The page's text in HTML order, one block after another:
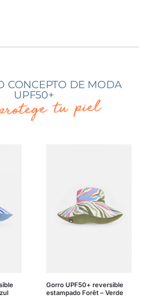
CONCEPTO DE MODA
UPF50+
tu piel
Gorro UPF50+ reversible
estampado Forêt – Verde